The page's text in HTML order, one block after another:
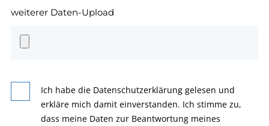
weiterer Daten-Upload
Ich habe die Datenschutzerklärung gelesen und
erkläre mich damit einverstanden. Ich stimme zu,
dass meine Daten zur Beantwortung meines